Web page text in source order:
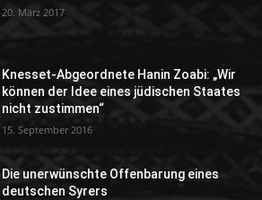
20. März 2017
Knesset-Abgeordnete Hanin Zoabi: „Wir
können der Idee eines jüdischen Staates
nicht zustimmen“
15. September 2016
Die unerwünschte Offenbarung eines
deutschen Syrers